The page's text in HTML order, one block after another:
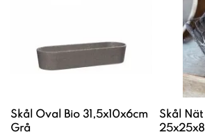
Skål Oval Bio 31,5x10x6cm
Grå
Skål Nät